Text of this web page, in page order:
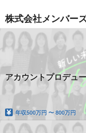
株式会社メンバー
アカウントプロデュ
年収500万円 〜 800万円